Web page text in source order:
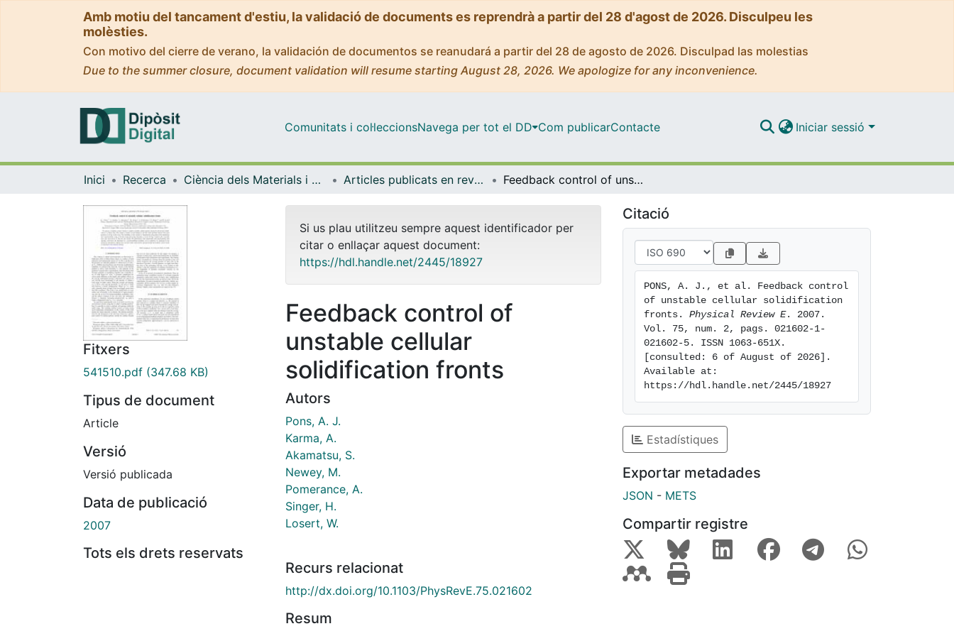
Amb motiu del tancament d'estiu, la validació de documents es reprendrà a partir del 28 d'agost de 2026. Disculpeu les
molèsties.
Con motivo del cierre de verano, la validación de documentos se reanudará a partir del 28 de agosto de 2026. Disculpad las molestias
Due to the summer closure, document validation will resume starting August 28, 2026. We apologize for any inconvenience.
Comunitats i col·leccionsNavega per tot el DD Com publicarContacte Iniciar sessió
Inici Recerca Ciència dels Materials i Química Física Articles publicats en revistes (Ciència dels Materials i Química Física) Feedback control of unstable cellular solidification fronts
Fitxers
541510.pdf (347.68 KB)
Tipus de document
Article
Versió
Versió publicada
Data de publicació
2007
Tots els drets reservats
Si us plau utilitzeu sempre aquest identificador per
citar o enllaçar aquest document:
https://hdl.handle.net/2445/18927
Feedback control of
unstable cellular
solidification fronts
Autors
Pons, A. J.
Karma, A.
Akamatsu, S.
Newey, M.
Pomerance, A.
Singer, H.
Losert, W.
Recurs relacionat
http://dx.doi.org/10.1103/PhysRevE.75.021602
Resum
Citació
PONS, A. J., et al. Feedback control
of unstable cellular solidification
fronts. Physical Review E. 2007.
Vol. 75, num. 2, pags. 021602-1-
021602-5. ISSN 1063-651X.
[consulted: 6 of August of 2026].
Available at:
https://hdl.handle.net/2445/18927
Estadístiques
Exportar metadades
JSON - METS
Compartir registre